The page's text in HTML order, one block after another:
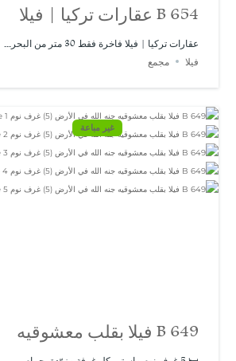
B 654 عقارات تركيا | فيلا
فاخرة فقط 30 متر من
البحر في باشيسكلي |
تصميم حديث ومميز
عقارات تركيا | فيلا فاخرة فقط 30 متر من البحر...
فيلا
مجمع
غير مباعة
B 649 فيلا بقلب معشوقيه